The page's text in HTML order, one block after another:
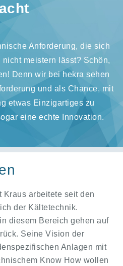
Anforderung, die sich
meistern lässt? Schön,
Denn wir bei hekra sehen
und als Chance, mit
etwas Einzigartiges zu
eine echte Innovation.
Kraus arbeitete seit den
der Kältetechnik.
diesem Bereich gehen auf
Seine Vision der
Anlagen mit
Know How wollen